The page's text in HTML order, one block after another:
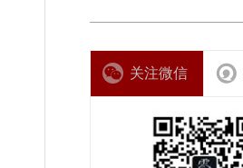
关注微信